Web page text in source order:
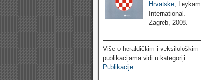
Hrvatske, Leykam
International,
Zagreb, 2008.
Više o heraldičkim i veksilološkim
publikacijama vidi u kategoriji
Publikacije